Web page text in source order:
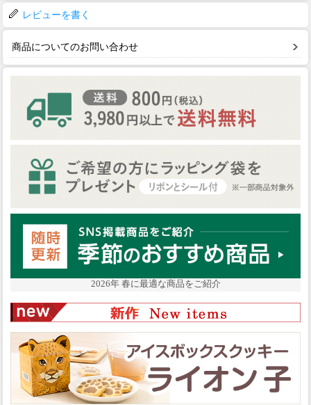
レビューを書く
商品についてのお問い合わせ